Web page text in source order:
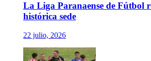
La Liga Paranaense de Fútbol
histórica sede
22 julio, 2026